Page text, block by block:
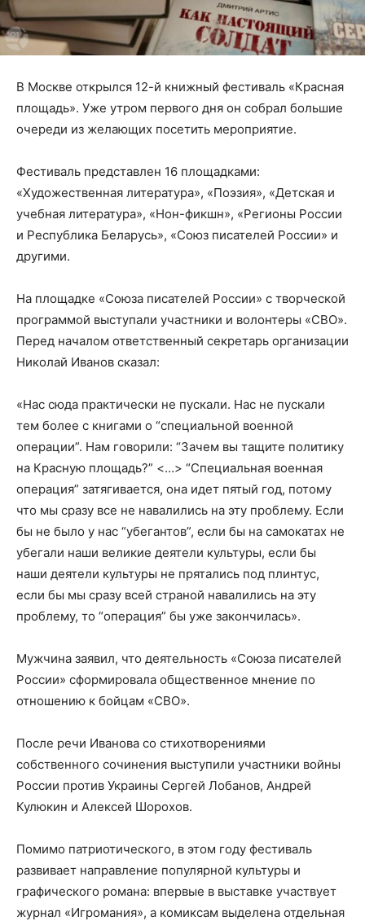
В Москве открылся 12-й книжный фестиваль «Красная
площадь». Уже утром первого дня он собрал большие
очереди из желающих посетить мероприятие.
Фестиваль представлен 16 площадками:
«Художественная литература», «Поэзия», «Детская и
учебная литература», «Нон-фикшн», «Регионы России
и Республика Беларусь», «Союз писателей России» и
другими.
На площадке «Союза писателей России» с творческой
программой выступали участники и волонтеры «СВО».
Перед началом ответственный секретарь организации
Николай Иванов сказал:
«Нас сюда практически не пускали. Нас не пускали
тем более с книгами о “специальной военной
операции”. Нам говорили: “Зачем вы тащите политику
на Красную площадь?” <…> “Специальная военная
операция” затягивается, она идет пятый год, потому
что мы сразу все не навалились на эту проблему. Если
бы не было у нас “убегантов”, если бы на самокатах не
убегали наши великие деятели культуры, если бы
наши деятели культуры не прятались под плинтус,
если бы мы сразу всей страной навалились на эту
проблему, то “операция” бы уже закончилась».
Мужчина заявил, что деятельность «Союза писателей
России» сформировала общественное мнение по
отношению к бойцам «СВО».
После речи Иванова со стихотворениями
собственного сочинения выступили участники войны
России против Украины Сергей Лобанов, Андрей
Кулюкин и Алексей Шорохов.
Помимо патриотического, в этом году фестиваль
развивает направление популярной культуры и
графического романа: впервые в выставке участвует
журнал «Игромания», а комиксам выделена отдельная